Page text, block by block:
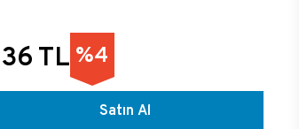
TL %4
Satın Al